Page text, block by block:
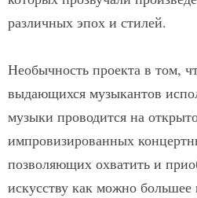
различных эпох и стилей.
Необычность проекта в том,
выдающихся музыкантов
музыки проводится на
импровизированных
позволяющих охватить и
искусству как можно большее